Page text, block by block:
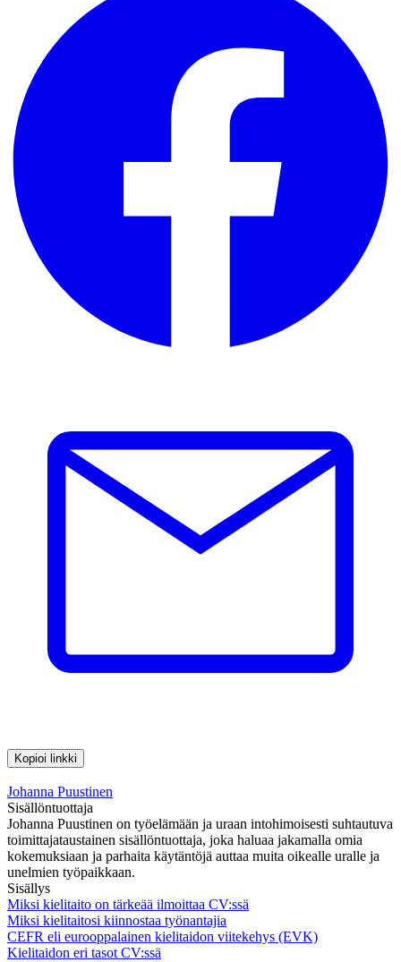
Kopioi linkki
Johanna Puustinen
Sisällöntuottaja
Johanna Puustinen on työelämään ja uraan intohimoisesti suhtautuva
toimittajataustainen sisällöntuottaja, joka haluaa jakamalla omia
kokemuksiaan ja parhaita käytäntöjä auttaa muita oikealle uralle ja
unelmien työpaikkaan.
Sisällys
Miksi kielitaito on tärkeää ilmoittaa CV:ssä
Miksi kielitaitosi kiinnostaa työnantajia
CEFR eli eurooppalainen kielitaidon viitekehys (EVK)
Kielitaidon eri tasot CV:ssä